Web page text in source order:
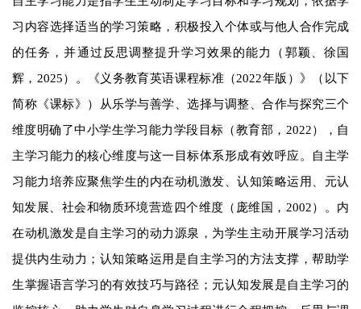
习内容选择适当的学习策略，积极投入个体或与他人合作完成
的任务，并通过反思调整提升学习效果的能力（郭颖、徐国
辉，2025）。《义务教育英语课程标准（2022年版）》（以下
简称《课标》）从乐学与善学、选择与调整、合作与探究三个
维度明确了中小学生学习能力学段目标（教育部，2022），自
主学习能力的核心维度与这一目标体系形成有效呼应。自主学
习能力培养应聚焦学生的内在动机激发、认知策略运用、元认
知发展、社会和物质环境营造四个维度（庞维国，2002）。内
在动机激发是自主学习的动力源泉，为学生主动开展学习活动
提供内生动力；认知策略运用是自主学习的方法支撑，帮助学
生掌握语言学习的有效技巧与路径；元认知发展是自主学习的